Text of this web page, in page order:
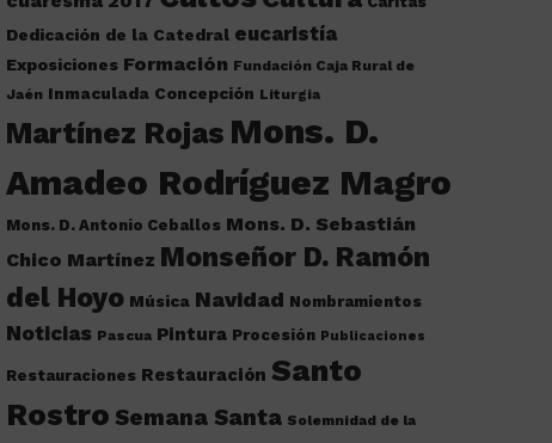
Dedicación de la Catedral eucaristía
Exposiciones Formación Fundación Caja Rural de
Jaén Inmaculada Concepción Liturgia
Martínez Rojas Mons. D.
Amadeo Rodríguez Magro
Mons. D. Antonio Ceballos Mons. D. Sebastián
Chico Martínez Monseñor D. Ramón
del Hoyo Música Navidad Nombramientos
Noticias Pascua Pintura Procesión Publicaciones
Restauraciones Restauración Santo
Rostro Semana Santa Solemnidad de la